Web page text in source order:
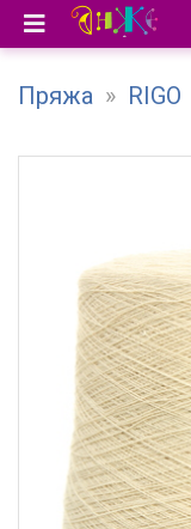
Пряжа » RIGO